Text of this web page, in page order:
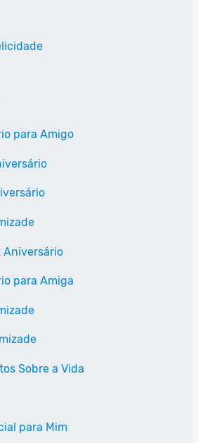
para Amigo
Aniversário
para Amiga
Sobre a Vida
para Mim